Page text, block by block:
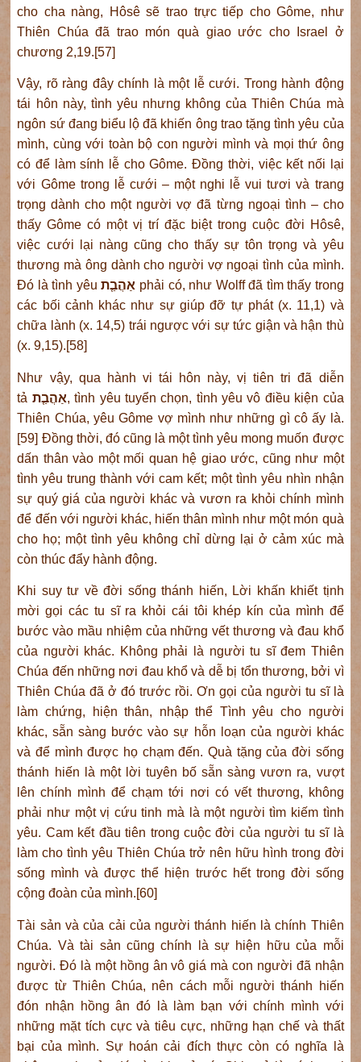
cho cha nàng, Hôsê sẽ trao trực tiếp cho Gôme, như
Thiên Chúa đã trao món quà giao ước cho Israel ở
chương 2,19.[57]
Vậy, rõ ràng đây chính là một lễ cưới. Trong hành động
tái hôn này, tình yêu nhưng không của Thiên Chúa mà
ngôn sứ đang biểu lộ đã khiến ông trao tặng tình yêu của
mình, cùng với toàn bộ con người mình và mọi thứ ông
có để làm sính lễ cho Gôme. Đồng thời, việc kết nối lại
với Gôme trong lễ cưới – một nghi lễ vui tươi và trang
trọng dành cho một người vợ đã từng ngoại tình – cho
thấy Gôme có một vị trí đặc biệt trong cuộc đời Hôsê,
việc cưới lại nàng cũng cho thấy sự tôn trọng và yêu
thương mà ông dành cho người vợ ngoại tình của mình.
Đó là tình yêu אַהֲבַ֤ת phải có, như Wolff đã tìm thấy trong
các bối cảnh khác như sự giúp đỡ tự phát (x. 11,1) và
chữa lành (x. 14,5) trái ngược với sự tức giận và hận thù
(x. 9,15).[58]
Như vậy, qua hành vi tái hôn này, vị tiên tri đã diễn
tả אַהֲבַ֤ת, tình yêu tuyển chọn, tình yêu vô điều kiện của
Thiên Chúa, yêu Gôme vợ mình như những gì cô ấy là.
[59] Đồng thời, đó cũng là một tình yêu mong muốn được
dấn thân vào một mối quan hệ giao ước, cũng như một
tình yêu trung thành với cam kết; một tình yêu nhìn nhận
sự quý giá của người khác và vươn ra khỏi chính mình
để đến với người khác, hiến thân mình như một món quà
cho họ; một tình yêu không chỉ dừng lại ở cảm xúc mà
còn thúc đẩy hành động.
Khi suy tư về đời sống thánh hiến, Lời khấn khiết tịnh
mời gọi các tu sĩ ra khỏi cái tôi khép kín của mình để
bước vào mầu nhiệm của những vết thương và đau khổ
của người khác. Không phải là người tu sĩ đem Thiên
Chúa đến những nơi đau khổ và dễ bị tổn thương, bởi vì
Thiên Chúa đã ở đó trước rồi. Ơn gọi của người tu sĩ là
làm chứng, hiện thân, nhập thể Tình yêu cho người
khác, sẵn sàng bước vào sự hỗn loạn của người khác
và để mình được họ chạm đến. Quà tặng của đời sống
thánh hiến là một lời tuyên bố sẵn sàng vươn ra, vượt
lên chính mình để chạm tới nơi có vết thương, không
phải như một vị cứu tinh mà là một người tìm kiếm tình
yêu. Cam kết đầu tiên trong cuộc đời của người tu sĩ là
làm cho tình yêu Thiên Chúa trở nên hữu hình trong đời
sống mình và được thể hiện trước hết trong đời sống
cộng đoàn của mình.[60]
Tài sản và của cải của người thánh hiến là chính Thiên
Chúa. Và tài sản cũng chính là sự hiện hữu của mỗi
người. Đó là một hồng ân vô giá mà con người đã nhận
được từ Thiên Chúa, nên cách mỗi người thánh hiến
đón nhận hồng ân đó là làm bạn với chính mình với
những mặt tích cực và tiêu cực, những hạn chế và thất
bại của mình. Sự hoán cải đích thực còn có nghĩa là